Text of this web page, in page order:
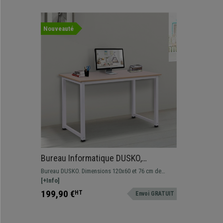
Nouveauté
Bureau Informatique DUSKO,
120x60x76cm, en Métal et Bois, Blanc
et Chêne
Bureau DUSKO. Dimensions 120x60 et 76 cm de
hauteur Bureau de style minimaliste avec surface de
travail en bois et structure métallique robuste.
[+Info]
199,90 €HT Envoi GRATUIT